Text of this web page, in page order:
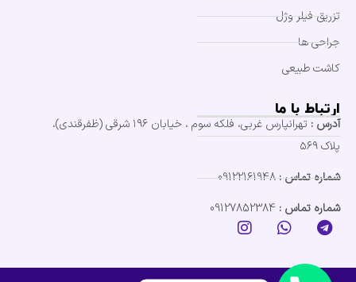
تزریق فیلر وژل
جراحی ها
کاشت طبیعی
ارتباط با ما
آدرس :
تهرانپارس غربی، فلکه سوم ، خیابان ۱۹۶ شرقی (ظفرقندی)،
پلاک ۵۶۹
شماره تماس :09122161948
شماره تماس :